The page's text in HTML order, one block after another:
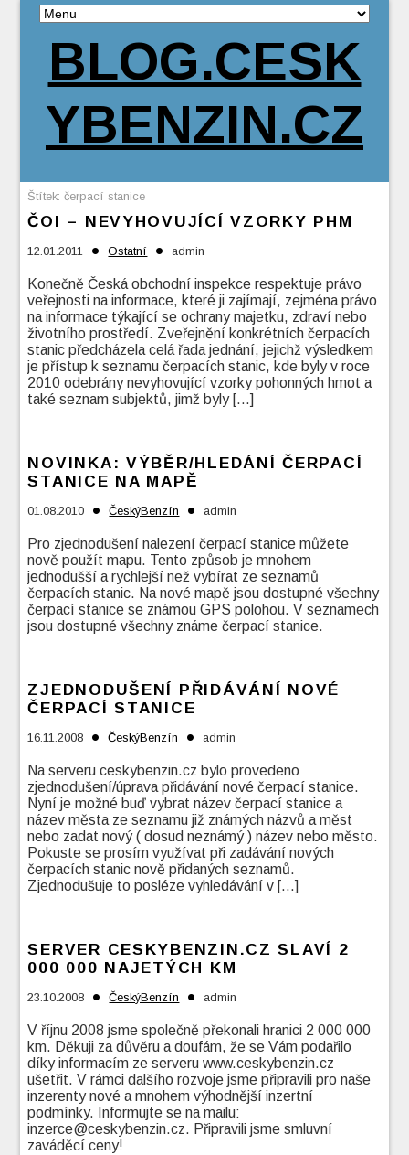
BLOG.CESK
YBENZIN.CZ
Štítek:čerpací stanice
ČOI – NEVYHOVUJÍCÍ VZORKY PHM
12.01.2011 • Ostatní • admin
Konečně Česká obchodní inspekce respektuje právo
veřejnosti na informace, které ji zajímají, zejména právo
na informace týkající se ochrany majetku, zdraví nebo
životního prostředí. Zveřejnění konkrétních čerpacích
stanic předcházela celá řada jednání, jejichž výsledkem
je přístup k seznamu čerpacích stanic, kde byly v roce
2010 odebrány nevyhovující vzorky pohonných hmot a
také seznam subjektů, jimž byly […]
NOVINKA: VÝBĚR/HLEDÁNÍ ČERPACÍ
STANICE NA MAPĚ
01.08.2010 • ČeskýBenzín • admin
Pro zjednodušení nalezení čerpací stanice můžete
nově použít mapu. Tento způsob je mnohem
jednodušší a rychlejší než vybírat ze seznamů
čerpacích stanic. Na nové mapě jsou dostupné všechny
čerpací stanice se známou GPS polohou. V seznamech
jsou dostupné všechny známe čerpací stanice.
ZJEDNODUŠENÍ PŘIDÁVÁNÍ NOVÉ
ČERPACÍ STANICE
16.11.2008 • ČeskýBenzín • admin
Na serveru ceskybenzin.cz bylo provedeno
zjednodušení/úprava přidávání nové čerpací stanice.
Nyní je možné buď vybrat název čerpací stanice a
název města ze seznamu již známých názvů a měst
nebo zadat nový ( dosud neznámý ) název nebo město.
Pokuste se prosím využívat při zadávání nových
čerpacích stanic nově přidaných seznamů.
Zjednodušuje to posléze vyhledávání v […]
SERVER CESKYBENZIN.CZ SLAVÍ 2
000 000 NAJETÝCH KM
23.10.2008 • ČeskýBenzín • admin
V říjnu 2008 jsme společně překonali hranici 2 000 000
km. Děkuji za důvěru a doufám, že se Vám podařilo
díky informacím ze serveru www.ceskybenzin.cz
ušetřit. V rámci dalšího rozvoje jsme připravili pro naše
inzerenty nové a mnohem výhodnější inzertní
podmínky. Informujte se na mailu:
inzerce@ceskybenzin.cz. Připravili jsme smluvní
zaváděcí ceny!